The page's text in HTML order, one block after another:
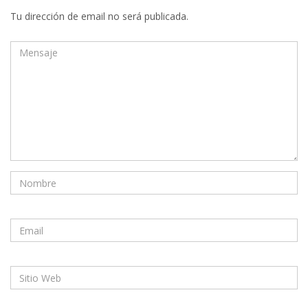
Tu dirección de email no será publicada.